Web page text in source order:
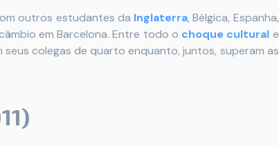
outros estudantes da Inglaterra, Bélgica, Espanha,
em Barcelona. Entre todo o choque cultural e
colegas de quarto enquanto, juntos, superam as